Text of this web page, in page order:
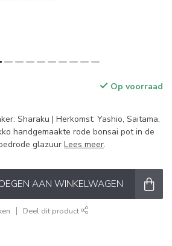
Op voorraad
Sharaku | Herkomst: Yashio, Saitama,
handgemaakte rode bonsai pot in de
glazuur Lees meer.
AAN WINKELWAGEN
Deel dit product